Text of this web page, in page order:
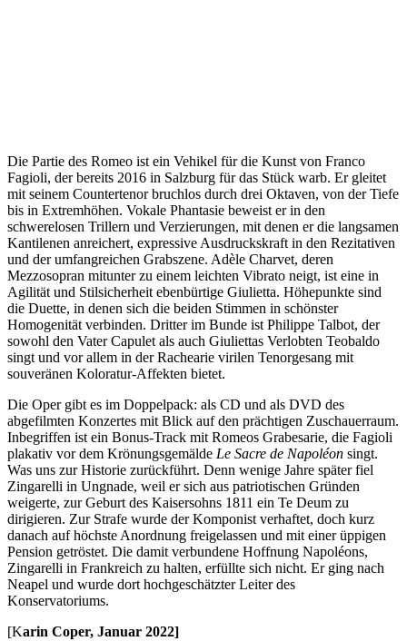
Die Partie des Romeo ist ein Vehikel für die Kunst von Franco
Fagioli, der bereits 2016 in Salzburg für das Stück warb. Er gleitet
mit seinem Countertenor bruchlos durch drei Oktaven, von der Tiefe
bis in Extremhöhen. Vokale Phantasie beweist er in den
schwerelosen Trillern und Verzierungen, mit denen er die langsamen
Kantilenen anreichert, expressive Ausdruckskraft in den Rezitativen
und der umfangreichen Grabszene. Adèle Charvet, deren
Mezzosopran mitunter zu einem leichten Vibrato neigt, ist eine in
Agilität und Stilsicherheit ebenbürtige Giulietta. Höhepunkte sind
die Duette, in denen sich die beiden Stimmen in schönster
Homogenität verbinden. Dritter im Bunde ist Philippe Talbot, der
sowohl den Vater Capulet als auch Giuliettas Verlobten Teobaldo
singt und vor allem in der Rachearie virilen Tenorgesang mit
souveränen Koloratur-Affekten bietet.
Die Oper gibt es im Doppelpack: als CD und als DVD des
abgefilmten Konzertes mit Blick auf den prächtigen Zuschauerraum.
Inbegriffen ist ein Bonus-Track mit Romeos Grabesarie, die Fagioli
plakativ vor dem Krönungsgemälde Le Sacre de Napoléon singt.
Was uns zur Historie zurückführt. Denn wenige Jahre später fiel
Zingarelli in Ungnade, weil er sich aus patriotischen Gründen
weigerte, zur Geburt des Kaisersohns 1811 ein Te Deum zu
dirigieren. Zur Strafe wurde der Komponist verhaftet, doch kurz
danach auf höchste Anordnung freigelassen und mit einer üppigen
Pension getröstet. Die damit verbundene Hoffnung Napoléons,
Zingarelli in Frankreich zu halten, erfüllte sich nicht. Er ging nach
Neapel und wurde dort hochgeschätzter Leiter des
Konservatoriums.
[Karin Coper, Januar 2022]